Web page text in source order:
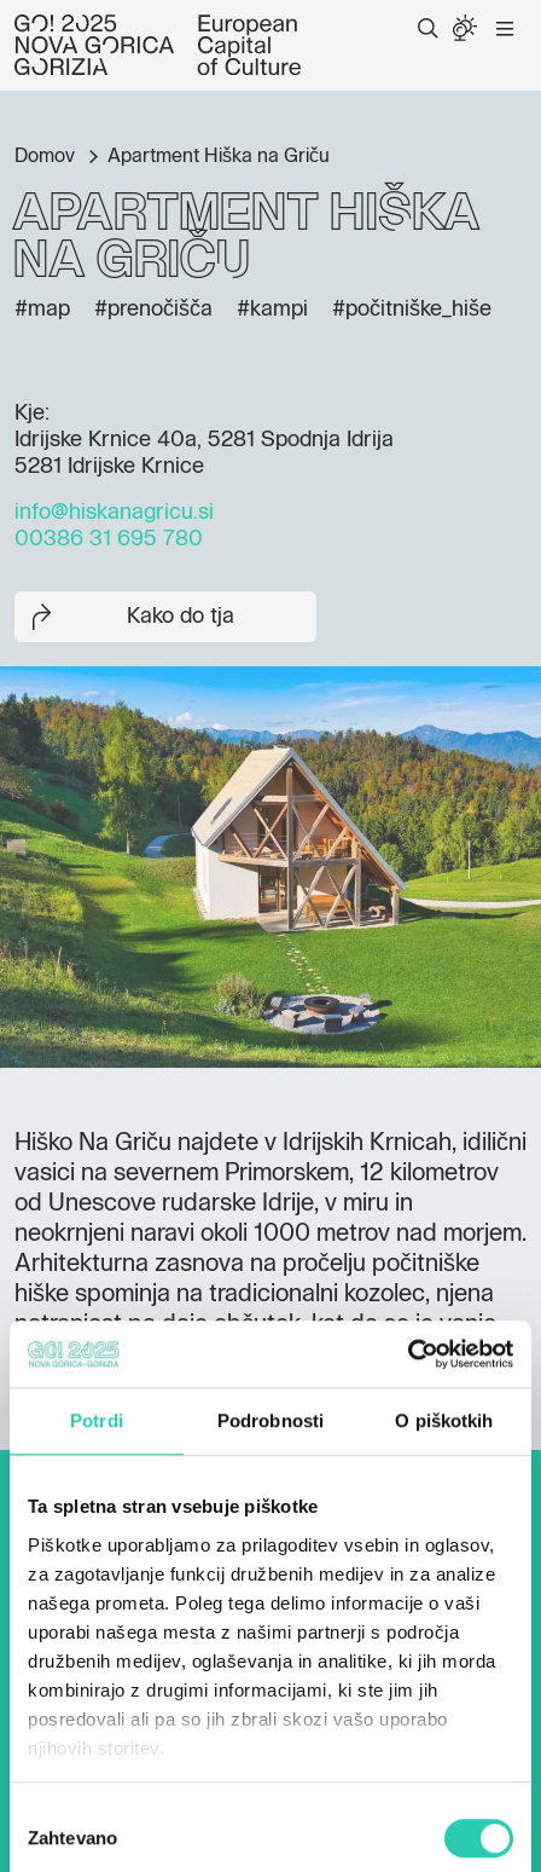
Potrdi Podrobnosti O piškotkih
Ta spletna stran vsebuje piškotke
Piškotke uporabljamo za prilagoditev vsebin in oglasov,
za zagotavljanje funkcij družbenih medijev in za analize
našega prometa. Poleg tega delimo informacije o vaši
uporabi našega mesta z našimi partnerji s področja
družbenih medijev, oglaševanja in analitike, ki jih morda
kombinirajo z drugimi informacijami, ki ste jim jih
posredovali ali pa so jih zbrali skozi vašo uporabo
njihovih storitev.
soglasja
Zahtevano
Domov Apartment Hiška na Griču
Apartment Hiška
na Griču
#map #prenočišča #kampi #počitniške_hiše
Kje:
Idrijske Krnice 40a, 5281 Spodnja Idrija
5281 Idrijske Krnice
info@hiskanagricu.si
00386 31 695 780
Kako do tja
Hiško Na Griču najdete v Idrijskih Krnicah, idilični
vasici na severnem Primorskem, 12 kilometrov
od Unescove rudarske Idrije, v miru in
neokrnjeni naravi okoli 1000 metrov nad morjem.
Arhitekturna zasnova na pročelju počitniške
hiške spominja na tradicionalni kozolec, njena
notranjost pa daje občutek, kot da se je vanjo
prelila narava, sredi katere stoji.
Dogodki, članki in zgodbe iz
evropske prestolnice kulture
– prijavite se na naš novičnik
in ostanite na tekočem z
našimi aktivnostmi.
Ime *